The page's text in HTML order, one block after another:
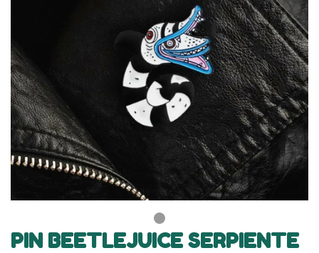
PIN BEETLEJUICE SERPIENTE